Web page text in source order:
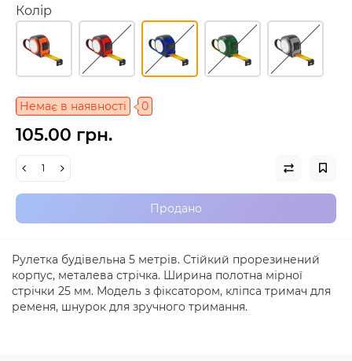
Колір
Немає в наявності 0
105.00 грн.
Продано
Рулетка будівельна 5 метрів. Стійкий прорезинений
корпус, металева стрічка. Ширина полотна мірної
стрічки 25 мм. Модель з фіксатором, кліпса тримач для
ременя, шнурок для зручного тримання.